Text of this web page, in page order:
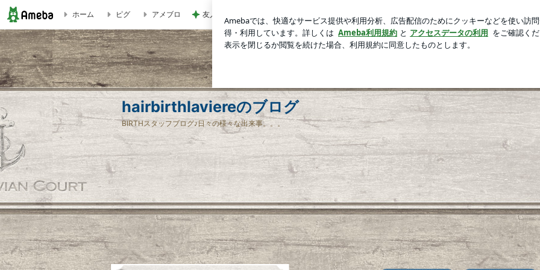
☆電話対応AI導入のお知らせ☆ | hairbirthlaviereのブログ
ホーム ピグ アメブロ 友人が朝に見た電線上の野生動物 ロ
hairbirthlaviereのブログ
BIRTHスタッフブログ♪日々の様々な出来事。。。